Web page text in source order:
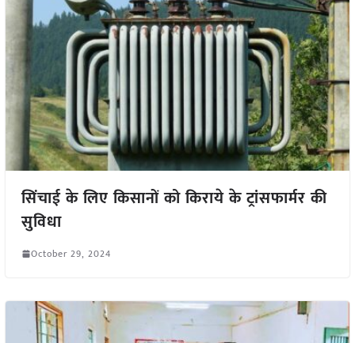
सिंचाई के लिए किसानों को किराये के ट्रांसफार्मर की
सुविधा
October 29, 2024